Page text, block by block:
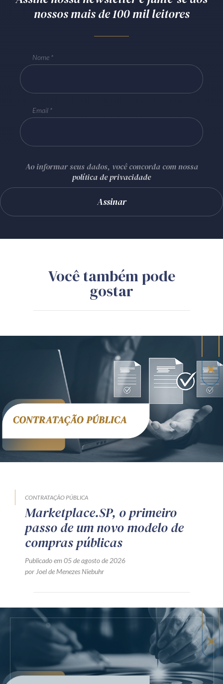
nossos mais de 100 mil leitores
Nome
Email
Ao informar seus dados, você concorda com nossa
política de privacidade
Você também pode
gostar
CONTRATAÇÃO PÚBLICA
Marketplace.SP, o primeiro
passo de um novo modelo de
compras públicas
Publicado em 05 de agosto de 2026
por Joel de Menezes Niebuhr